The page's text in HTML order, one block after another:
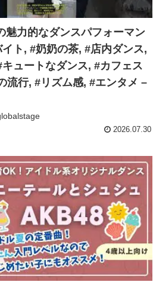
魅力的なダンスパフォーマン
ト, #奶奶の茶, #店内ダンス,
ュートなダンス, #カフェス
流行, #リズム感, #エンタメ –
2026.07.30